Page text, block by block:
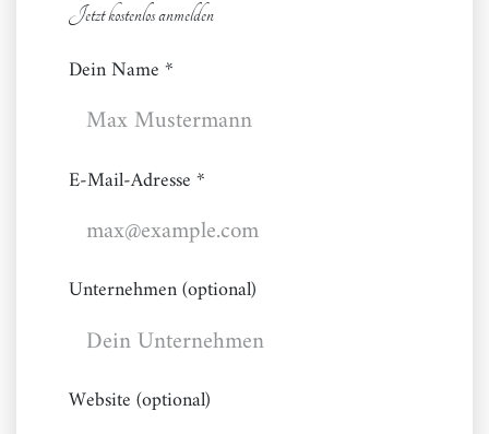
Jetzt kostenlos anmelden
Dein Name *
E-Mail-Adresse *
Unternehmen (optional)
Website (optional)